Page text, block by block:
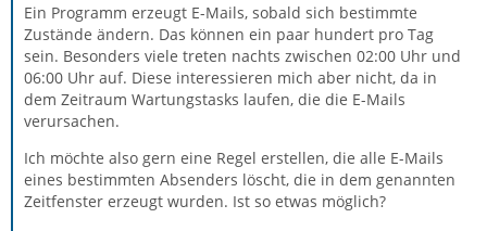
Ein Programm erzeugt E-Mails, sobald sich bestimmte
Zustände ändern. Das können ein paar hundert pro Tag
sein. Besonders viele treten nachts zwischen 02:00 Uhr und
06:00 Uhr auf. Diese interessieren mich aber nicht, da in
dem Zeitraum Wartungstasks laufen, die die E-Mails
verursachen.
Ich möchte also gern eine Regel erstellen, die alle E-Mails
eines bestimmten Absenders löscht, die in dem genannten
Zeitfenster erzeugt wurden. Ist so etwas möglich?